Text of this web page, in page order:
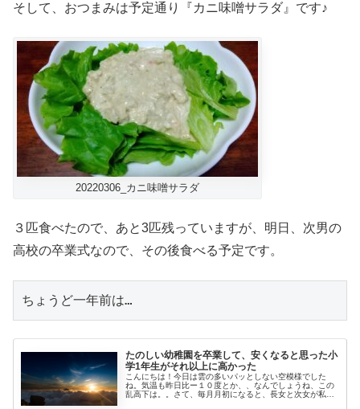
そして、おつまみは予定通り『カニ味噌サラダ』です♪
20220306_カニ味噌サラダ
３匹食べたので、あと3匹残っていますが、明日、次男の
高校の卒業式なので、その後食べる予定です。
ちょうど一年前は…
たのしい幼稚園を卒業して、安くなると思った小
学1年生がそれ以上に高かった
こんにちは！今日は雲の多いパッとしない空模様でした
ね。気温も昨日比ー１０度とか、、なんでしょうね、この
乱高下は。。さて、毎月月初になると、長女と次女が私の